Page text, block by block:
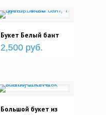
Букет Белый бант
2,500 руб.
Большой букет из